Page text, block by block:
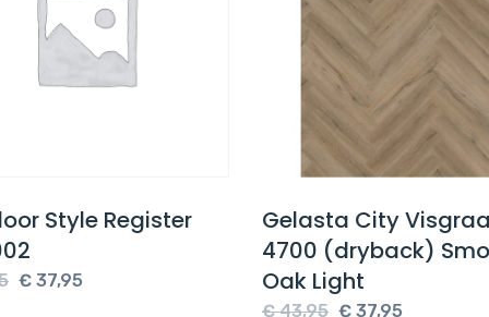
Style Register
37,95Huidige
Gelasta City Visgraat
4700 (dryback)
Oak Light
43,95 Oorspronkelijke
€ 37,95Huidige